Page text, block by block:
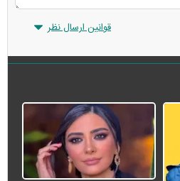
قوانین ارسال نظر